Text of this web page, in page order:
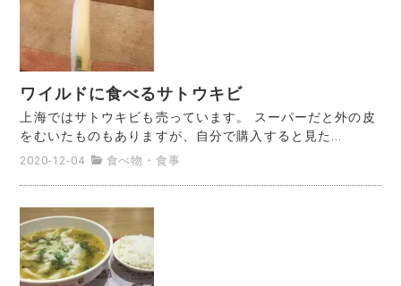
ワイルドに食べるサトウキビ
上海ではサトウキビも売っています。 スーパーだと外の皮
をむいたものもありますが、自分で購入すると見た...
2020-12-04 食べ物・食事